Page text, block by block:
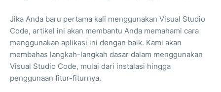
Jika Anda baru pertama kali menggunakan Visual Studio
Code, artikel ini akan membantu Anda memahami cara
menggunakan aplikasi ini dengan baik. Kami akan
membahas langkah-langkah dasar dalam menggunakan
Visual Studio Code, mulai dari instalasi hingga
penggunaan fitur-fiturnya.